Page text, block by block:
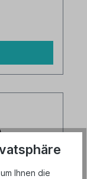
Ihnen die